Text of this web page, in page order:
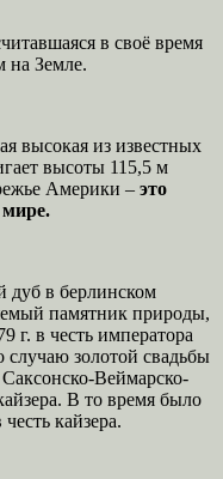
в своё время
на Земле.
высокая из известных
высоты 115,5 м
Америки – это
мире.
дуб в берлинском
памятник природы,
г. в честь императора
случаю золотой свадьбы
Веймарско-
В то время было
кайзера.